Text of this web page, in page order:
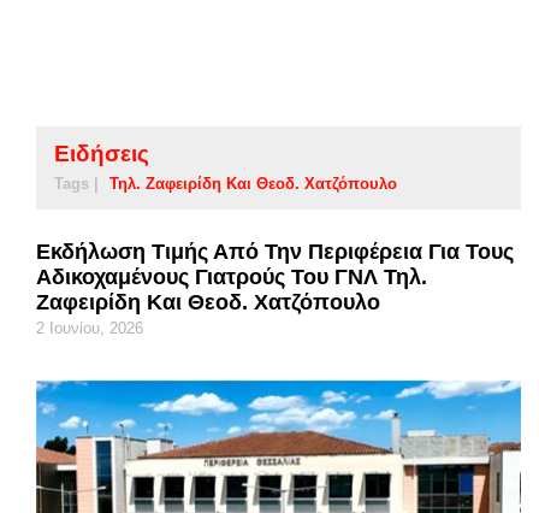
Ειδήσεις
Tags | Τηλ. Ζαφειρίδη Και Θεοδ. Χατζόπουλο
Εκδήλωση Τιμής Από Την Περιφέρεια Για Τους
Αδικοχαμένους Γιατρούς Του ΓΝΛ Τηλ.
Ζαφειρίδη Και Θεοδ. Χατζόπουλο
2 Ιουνίου, 2026